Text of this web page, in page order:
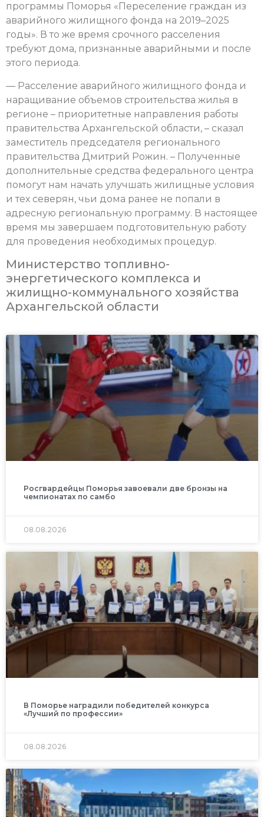
программы Поморья «Переселение граждан из
аварийного жилищного фонда на 2019–2025
годы». В то же время срочного расселения
требуют дома, признанные аварийными и после
этого периода.
— Расселение аварийного жилищного фонда и
наращивание объемов строительства жилья в
регионе – приоритетные направления работы
правительства Архангельской области, – сказал
заместитель председателя регионального
правительства Дмитрий Рожин. – Полученные
дополнительные средства федерального центра
помогут нам начать улучшать жилищные условия
и тех северян, чьи дома ранее не попали в
адресную региональную программу. В настоящее
время мы завершаем подготовительную работу
для проведения необходимых процедур.
Министерство топливно-
энергетического комплекса и
жилищно-коммунального хозяйства
Архангельской области
Росгвардейцы Поморья завоевали две бронзы на
чемпионатах по самбо
08.08.2026
В Поморье наградили победителей конкурса
«Лучший по профессии»
08.08.2026